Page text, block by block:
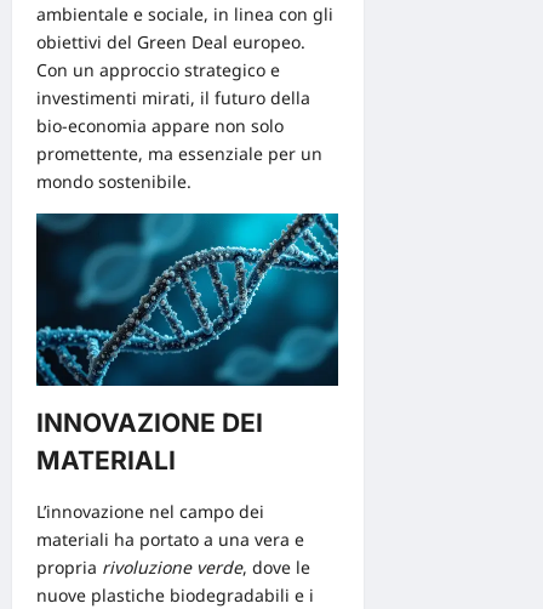
ambientale e sociale, in linea con gli
obiettivi del Green Deal europeo.
Con un approccio strategico e
investimenti mirati, il futuro della
bio-economia appare non solo
promettente, ma essenziale per un
mondo sostenibile.
INNOVAZIONE DEI
MATERIALI
L’innovazione nel campo dei
materiali ha portato a una vera e
propria rivoluzione verde, dove le
nuove plastiche biodegradabili e i